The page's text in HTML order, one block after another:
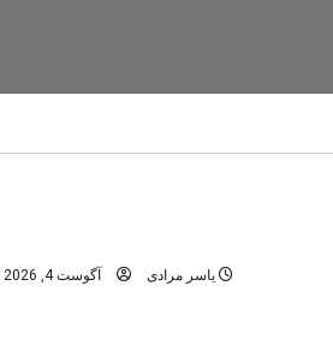
یاسر مرادی آگوست 4, 2026